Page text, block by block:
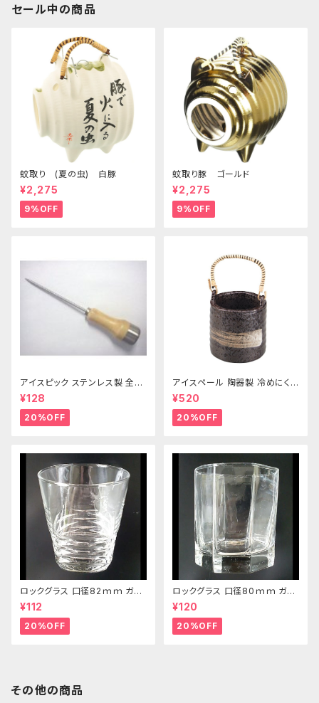
セール中の商品
蚊取り (夏の虫) 白豚
¥2,275
9%OFF
蚊取り豚 ゴールド
¥2,275
9%OFF
アイスピック ステンレス製 全長
215ｍｍ
¥128
20%OFF
アイスペール 陶器製 冷めにくい
二重構造 860ml
¥520
20%OFF
ロックグラス 口径82ｍｍ ガラ
ス製 250cc
¥112
20%OFF
ロックグラス 口径80ｍｍ ガラ
ス製 220cc
¥120
20%OFF
その他の商品